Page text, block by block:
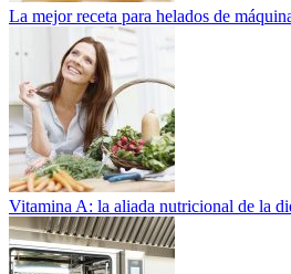
La mejor receta para helados de
Vitamina A: la aliada nutricional de la